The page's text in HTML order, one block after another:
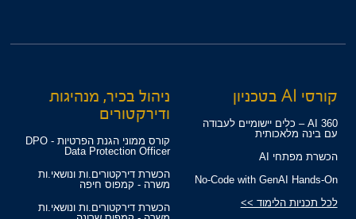
קורסי AI בטכניון
360 AI – כלים יישומיים לעבודה
עם בינה מלאכותית
הכשרת מפתחי AI
No-Code with GenAI Hands-On
לכל תכניות הלימוד >>
ניהול בכיר, מנהיגות
ודירקטורים
קורס ממוני הגנת הפרטיות - DPO
Data Protection Officer
הכשרת דירקטורים.ות ונושאי.ות
משרה - קמפוס חיפה
הכשרת דירקטורים.ות ונושאי.ות